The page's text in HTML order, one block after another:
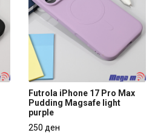
Futrola iPhone 17 Pro Max
Pudding Magsafe light
Futrola iPhone 17 Pro Max
Pudding Magsafe light
purple
250 ден